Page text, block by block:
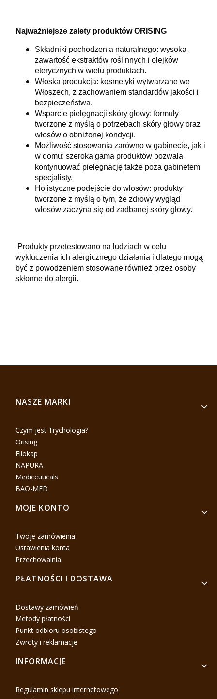
Najważniejsze zalety produktów ORISING
Składniki pochodzenia naturalnego: wysoka
zawartość ekstraktów roślinnych i olejków
eterycznych w wielu produktach.
Włoska produkcja: kosmetyki wytwarzane we
Włoszech, z zachowaniem standardów jakości i
bezpieczeństwa.
Wsparcie pielęgnacji skóry głowy: formuły
tworzone z myślą o potrzebach skóry głowy oraz
włosów o obniżonej kondycji.
Możliwość stosowania zarówno w gabinecie, jak i
w domu: szeroka gama produktów pozwala
kontynuować pielęgnację także poza gabinetem
specjalisty.
Holistyczne podejście do włosów: produkty
tworzone z myślą o tym, że zdrowy wygląd
włosów zaczyna się od zadbanej skóry głowy.
Produkty przetestowano na ludziach w celu
wykluczenia ich alergicznego działania i dlatego mogą
być z powodzeniem stosowane również przez osoby
skłonne do alergii.
Linki w stopce
NASZE MARKI
Czym jest Trychologia?
Orising
Eliokap
NAPURA
Mediceuticals
BAO-MED
MOJE KONTO
Twoje zamówienia
Ustawienia konta
Przechowalnia
PŁATNOŚCI I DOSTAWA
Dostawy zamówień
Metody płatności
Punkt odbioru osobistego
Zwroty i reklamacje
INFORMACJE
Regulamin sklepu internetowego